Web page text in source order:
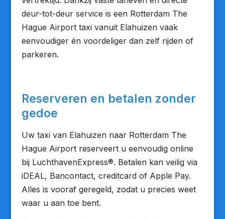
deur-tot-deur service is een Rotterdam The
Hague Airport taxi vanuit Elahuizen vaak
eenvoudiger én voordeliger dan zelf rijden of
parkeren.
Reserveren en betalen zonder
gedoe
Uw taxi van Elahuizen naar Rotterdam The
Hague Airport reserveert u eenvoudig online
bij LuchthavenExpress®. Betalen kan veilig via
iDEAL, Bancontact, creditcard of Apple Pay.
Alles is vooraf geregeld, zodat u precies weet
waar u aan toe bent.